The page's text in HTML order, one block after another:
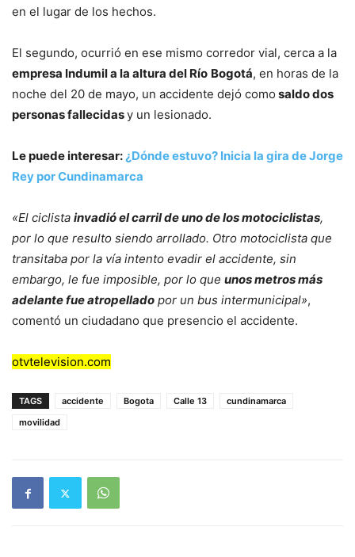
en el lugar de los hechos.
El segundo, ocurrió en ese mismo corredor vial, cerca a la
empresa Indumil a la altura del Río Bogotá, en horas de la
noche del 20 de mayo, un accidente dejó como saldo dos
personas fallecidasy un lesionado.
Le puede interesar:¿Dónde estuvo? Inicia la gira de Jorge
Rey por Cundinamarca
«El ciclista invadió el carril de uno de los motociclistas,
por lo que resulto siendo arrollado. Otro motociclista que
transitaba por la vía intento evadir el accidente, sin
embargo, le fue imposible, por lo que unos metros más
adelante fue atropellado por un bus intermunicipal»,
comentó un ciudadano que presencio el accidente.
otvtelevision.com
TAGS accidente Bogota Calle 13
cundinamarca
movilidad